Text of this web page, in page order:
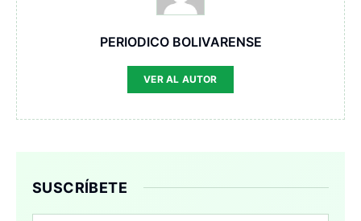
PERIODICO BOLIVARENSE
VER AL AUTOR
SUSCRÍBETE